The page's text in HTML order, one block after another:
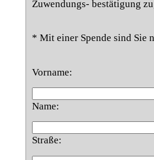
Zuwendungs- bestätigung
* Mit einer Spende sind Sie
Vorname:
Name:
Straße: